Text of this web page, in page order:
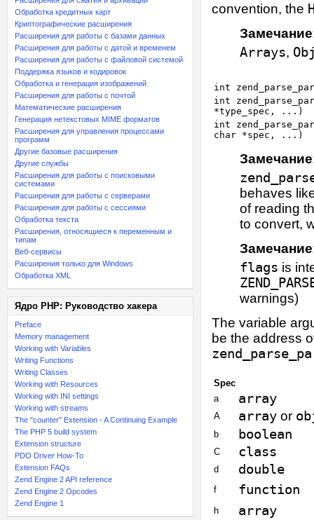
Обработка кредитных карт
Криптографические расширения
Расширения для работы с базами данных
Расширения для работы с датой и временем
Расширения для работы с файловой системой
Поддержка языков и кодировок
Обработка и генерация изображений
Расширения для работы с почтой
Математические расширения
Генерация нетекстовых MIME форматов
Расширения для управления процессами
программ
Другие базовые расширения
Другие службы
Расширения для работы с поисковыми
системами
Расширения для работы с серверами
Расширения для работы с сессиями
Обработка текста
Расширения, относящиеся к переменным и
типам
Веб-сервисы
Расширения только для Windows
Обработка XML
Ядро PHP: Руководство хакера
Preface
Memory management
Working with Variables
Writing Functions
Writing Classes
Working with Resources
Working with INI settings
Working with streams
The "counter" Extension - A Continuing Example
The PHP 5 build system
Extension structure
PDO Driver How-To
Extension FAQs
Zend Engine 2 API reference
Zend Engine 2 Opcodes
Zend Engine 1
convention, the
Замечание
Arrays,
int
int
*type_spec, ...)
int
char *spec, ...)
Замечание
behaves
of reading
to convert,
Замечание
flags is
warnings)
The variable
be the address
Spec
a
array
A array or
b boolean
C class
d double
f function
h array